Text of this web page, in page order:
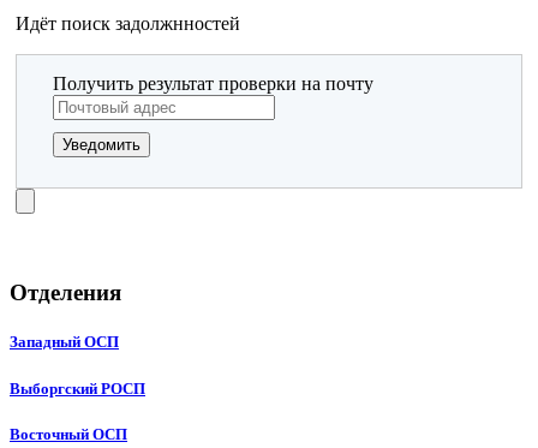
Идёт поиск задолжнностей
Получить результат проверки на почту
Уведомить
Отделения
Западный ОСП
Выборгский РОСП
Восточный ОСП